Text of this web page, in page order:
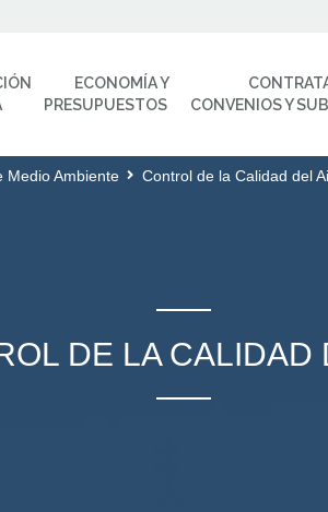
ECONOMÍA Y
PRESUPUESTOS
CONVENIOS Y
Medio Ambiente Control de la Calidad del
DE LA CALIDAD